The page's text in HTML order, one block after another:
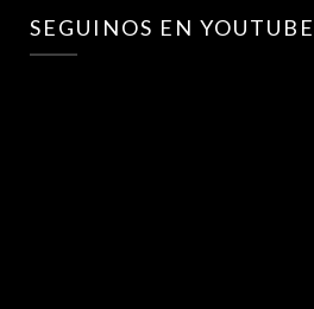
SEGUINOS EN YOUTUBE